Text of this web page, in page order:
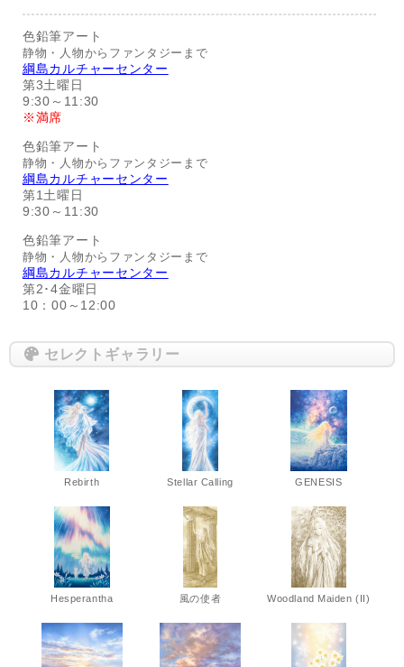
色鉛筆アート
静物・人物からファンタジーまで
綱島カルチャーセンター
第3土曜日
9:30～11:30
※満席
色鉛筆アート
静物・人物からファンタジーまで
綱島カルチャーセンター
第1土曜日
9:30～11:30
色鉛筆アート
静物・人物からファンタジーまで
綱島カルチャーセンター
第2･4金曜日
10：00～12:00
セレクトギャラリー
Rebirth Stellar Calling GENESIS
Hesperantha 風の使者 Woodland Maiden (II)